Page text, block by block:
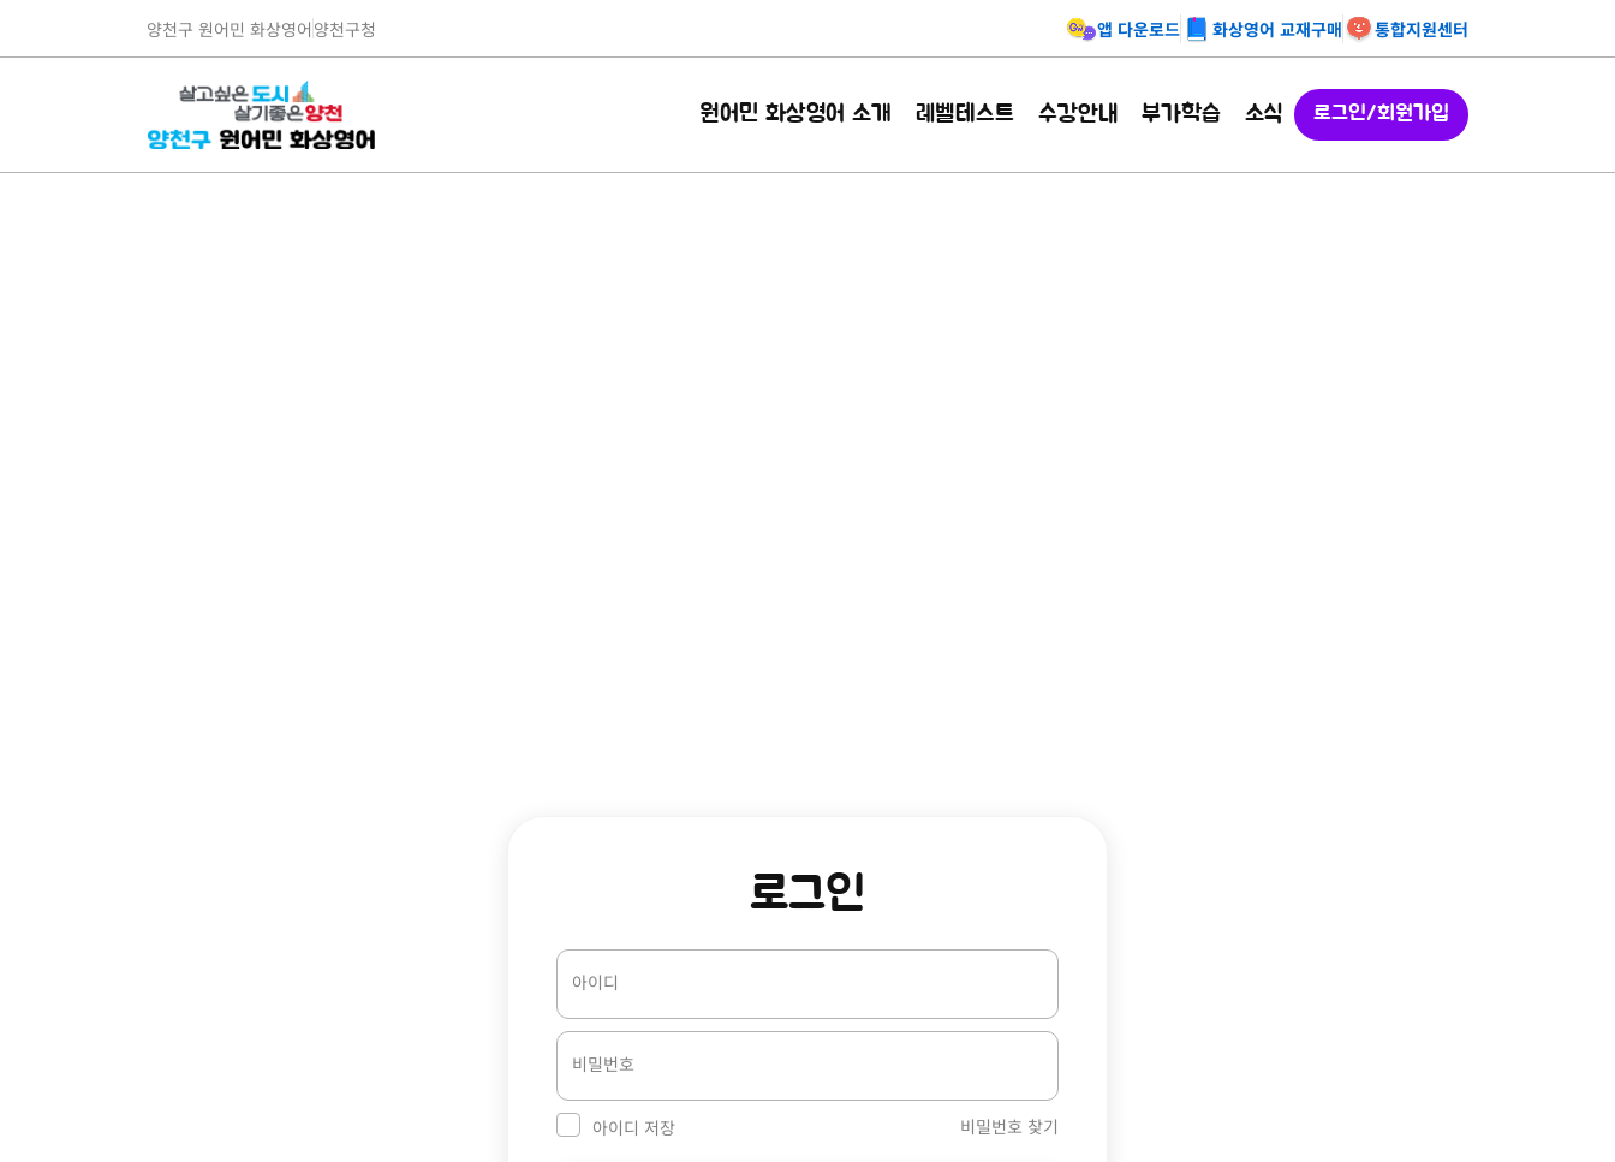
양천구 원어민 화상영어 양천구청 앱 다운로드 화상영어 교재구매 통합지원센터
원어민 화상영어 소개 레벨테스트 수강안내 부가학습 소식 로그인/회원가입
로그인
아이디
비밀번호
아이디 저장 비밀번호 찾기